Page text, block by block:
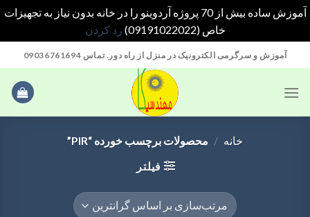
آموزش ساده بیش از 70 پروژه آردوینو را در خانه بدون نیاز به تجهیزات
خاص (09191022022)
رد کردن
to
آموزش و سرگرمی الکترونیک در منزل از راه دور. تماس 09036761694
خانه / محصولات برچسب خورده “PIR”
فیلتر